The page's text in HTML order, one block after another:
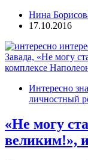
Нина
17.10.2016
Интересно
личностный
«Не могу
великим!»,